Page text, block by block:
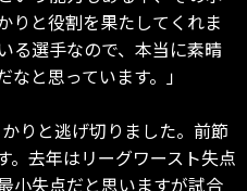
りと役割を果たしてくれま
る選手なので、本当に素晴
と思っています。」
りと逃げ切りました。前節
。去年はリーグワースト失点
小失点だと思いますが試合